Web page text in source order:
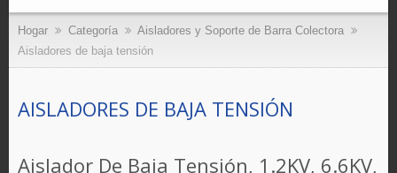
Hogar Categoría
Aisladores y Soporte de Barra Colectora
Aisladores de baja tensión
AISLADORES DE BAJA TENSIÓN
Aislador De Baja Tensión, 1.2KV, 6.6KV,